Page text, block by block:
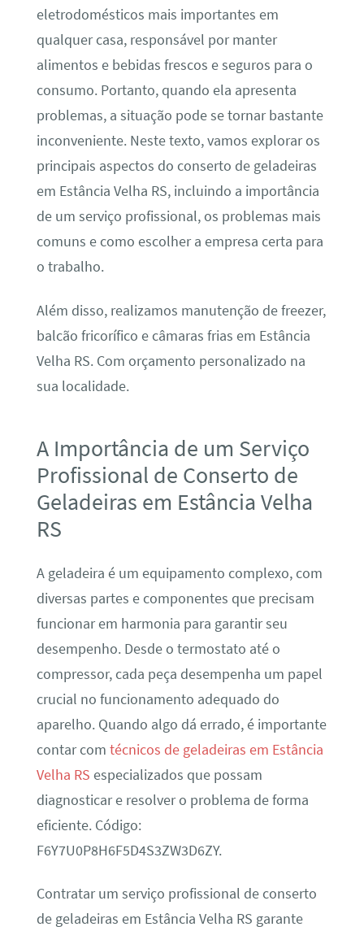
eletrodomésticos mais importantes em
qualquer casa, responsável por manter
alimentos e bebidas frescos e seguros para o
consumo. Portanto, quando ela apresenta
problemas, a situação pode se tornar bastante
inconveniente. Neste texto, vamos explorar os
principais aspectos do conserto de geladeiras
em Estância Velha RS, incluindo a importância
de um serviço profissional, os problemas mais
comuns e como escolher a empresa certa para
o trabalho.
Além disso, realizamos manutenção de freezer,
balcão fricorífico e câmaras frias em Estância
Velha RS. Com orçamento personalizado na
sua localidade.
A Importância de um Serviço
Profissional de Conserto de
Geladeiras em Estância Velha
RS
A geladeira é um equipamento complexo, com
diversas partes e componentes que precisam
funcionar em harmonia para garantir seu
desempenho. Desde o termostato até o
compressor, cada peça desempenha um papel
crucial no funcionamento adequado do
aparelho. Quando algo dá errado, é importante
contar com técnicos de geladeiras em Estância
Velha RS especializados que possam
diagnosticar e resolver o problema de forma
eficiente. Código:
F6Y7U0P8H6F5D4S3ZW3D6ZY.
Contratar um serviço profissional de conserto
de geladeiras em Estância Velha RS garante